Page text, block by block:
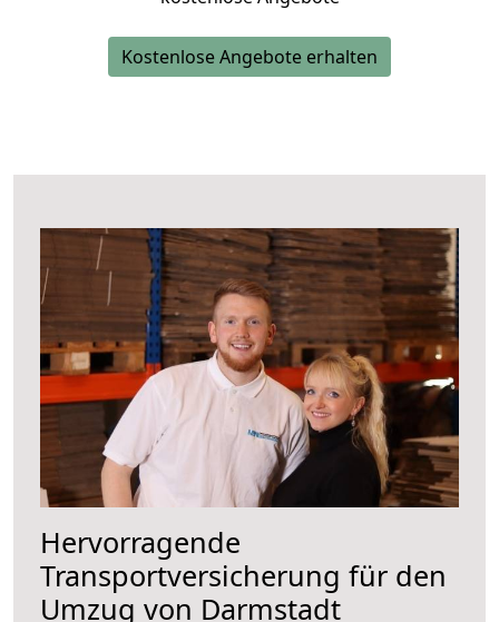
Kostenlose Angebote erhalten
Hervorragende
Transportversicherung für den
Umzug von Darmstadt